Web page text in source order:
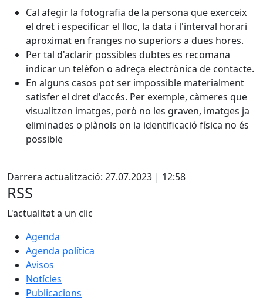
Cal afegir la fotografia de la persona que exerceix
el dret i especificar el lloc, la data i l'interval horari
aproximat en franges no superiors a dues hores.
Per tal d'aclarir possibles dubtes es recomana
indicar un telèfon o adreça electrònica de contacte.
En alguns casos pot ser impossible materialment
satisfer el dret d'accés. Per exemple, càmeres que
visualitzen imatges, però no les graven, imatges ja
eliminades o plànols on la identificació física no és
possible
Darrera actualització: 27.07.2023 | 12:58
RSS
L'actualitat a un clic
Agenda
Agenda política
Avisos
Notícies
Publicacions